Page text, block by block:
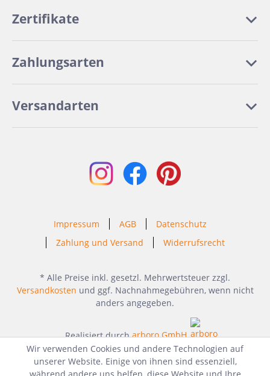
Zertifikate
Zahlungsarten
Versandarten
Impressum AGB
Datenschutz
Zahlung und Versand
Widerrufsrecht
* Alle Preise inkl. gesetzl. Mehrwertsteuer zzgl.
Versandkosten und ggf. Nachnahmegebühren, wenn nicht
anders angegeben.
Realisiert durcharboro GmbH
Wir verwenden Cookies und andere Technologien auf
unserer Website. Einige von ihnen sind essenziell,